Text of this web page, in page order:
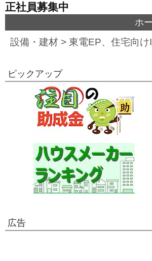
正社員募集中
ホ
設備・建材 > 東電EP、住宅向
ピックアップ
広告